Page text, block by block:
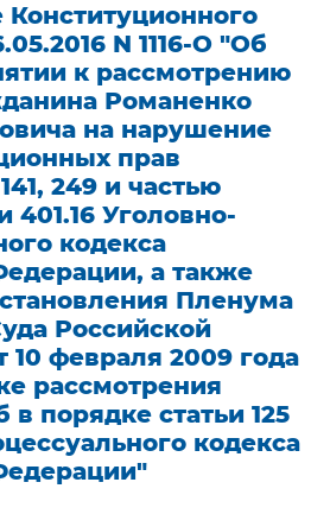
N 1116-О "Об
к рассмотрению
Романенко
на нарушение
прав
249 и частью
401.16 Уголовно-
кодекса
а также
Пленума
Российской
10 февраля 2009 года
рассмотрения
порядке статьи 125
кодекса